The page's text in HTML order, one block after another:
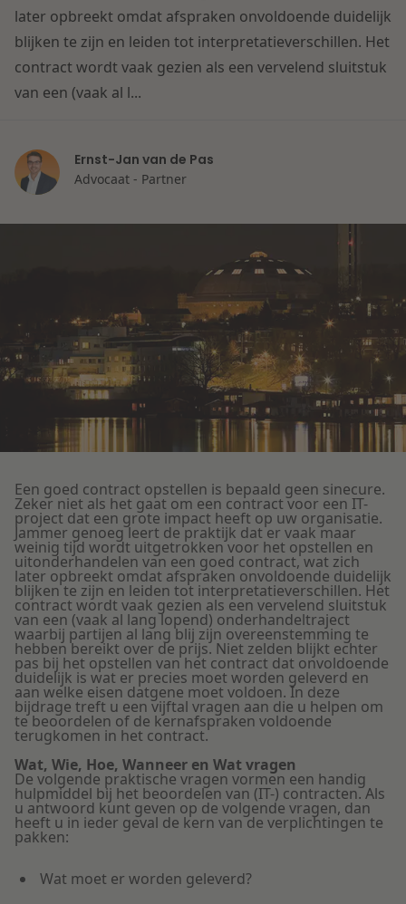
Zorg & Sociaal domein
Overheid & Omgeving
Aanbesteding & Mededinging
Litigation
Onderwijs
Dichtbij de kansen en uitdagingen in de
woningbouw
Dichtbij de wendbare onderneming
later opbreekt omdat afspraken onvoldoende duidelijk
blijken te zijn en leiden tot interpretatieverschillen. Het
contract wordt vaak gezien als een vervelend sluitstuk
van een (vaak al l...
Ernst-Jan van de Pas
Advocaat - Partner
Een goed contract opstellen is bepaald geen sinecure.
Zeker niet als het gaat om een contract voor een IT-
project dat een grote impact heeft op uw organisatie.
Jammer genoeg leert de praktijk dat er vaak maar
weinig tijd wordt uitgetrokken voor het opstellen en
uitonderhandelen van een goed contract, wat zich
later opbreekt omdat afspraken onvoldoende duidelijk
blijken te zijn en leiden tot interpretatieverschillen. Het
contract wordt vaak gezien als een vervelend sluitstuk
van een (vaak al lang lopend) onderhandeltraject
waarbij partijen al lang blij zijn overeenstemming te
hebben bereikt over de prijs. Niet zelden blijkt echter
pas bij het opstellen van het contract dat onvoldoende
duidelijk is wat er precies moet worden geleverd en
aan welke eisen datgene moet voldoen. In deze
bijdrage treft u een vijftal vragen aan die u helpen om
te beoordelen of de kernafspraken voldoende
terugkomen in het contract.
Wat, Wie, Hoe, Wanneer en Wat vragen
De volgende praktische vragen vormen een handig
hulpmiddel bij het beoordelen van (IT-) contracten. Als
u antwoord kunt geven op de volgende vragen, dan
heeft u in ieder geval de kern van de verplichtingen te
pakken:
Wat moet er worden geleverd?